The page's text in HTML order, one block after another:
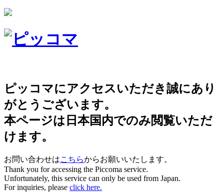
ピッコマにアクセスいただき誠にあり
がとうございます。
本ページは日本国内でのみ閲覧いただ
けます。
お問い合わせはこちらからお願いいたします。
Thank you for accessing the Piccoma service.
Unfortunately, this service can only be used from Japan.
For inquiries, please click here.